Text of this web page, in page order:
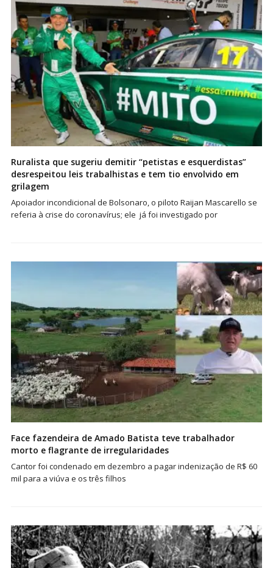
Ruralista que sugeriu demitir “petistas e esquerdistas”
desrespeitou leis trabalhistas e tem tio envolvido em
grilagem
Apoiador incondicional de Bolsonaro, o piloto Raijan Mascarello se
referia à crise do coronavírus; ele já foi investigado por
Face fazendeira de Amado Batista teve trabalhador
morto e flagrante de irregularidades
Cantor foi condenado em dezembro a pagar indenização de R$ 60
mil para a viúva e os três filhos